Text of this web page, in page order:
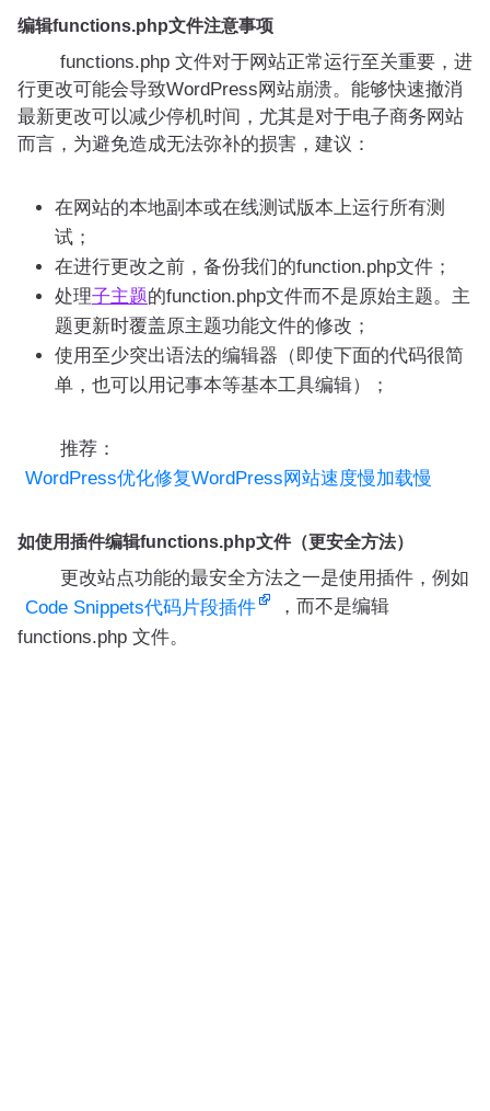
编辑functions.php文件注意事项
functions.php 文件对于网站正常运行至关重要，进
行更改可能会导致WordPress网站崩溃。能够快速撤消
最新更改可以减少停机时间，尤其是对于电子商务网站
而言，为避免造成无法弥补的损害，建议：
在网站的本地副本或在线测试版本上运行所有测
试；
在进行更改之前，备份我们的function.php文件；
处理子主题的function.php文件而不是原始主题。主
题更新时覆盖原主题功能文件的修改；
使用至少突出语法的编辑器（即使下面的代码很简
单，也可以用记事本等基本工具编辑）；
推荐：
WordPress优化修复WordPress网站速度慢加载慢
如使用插件编辑functions.php文件（更安全方法）
更改站点功能的最安全方法之一是使用插件，例如
Code Snippets代码片段插件
，而不是编辑
functions.php 文件。